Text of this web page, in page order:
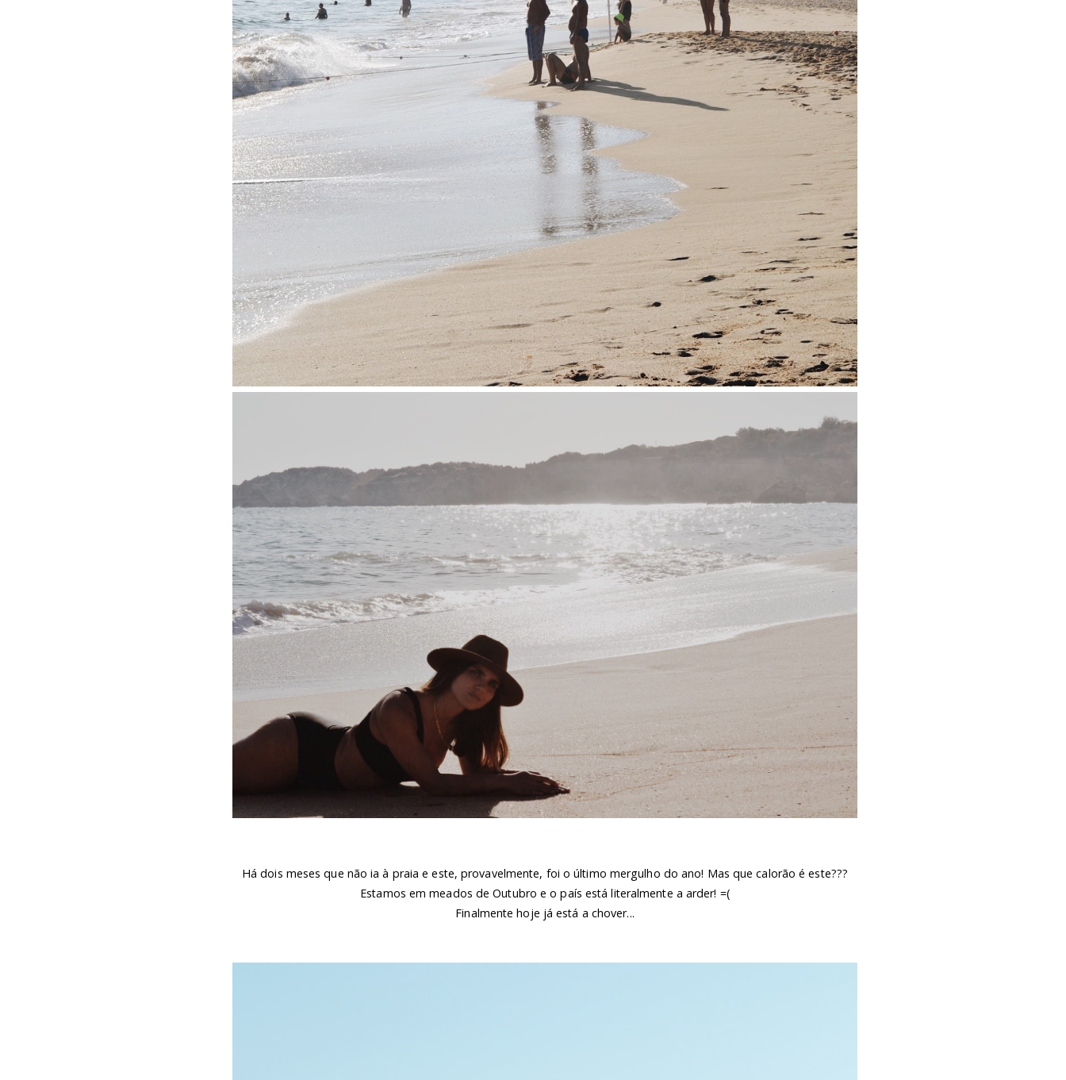
Há dois meses que não ia à praia e este, provavelmente, foi o último mergulho do ano! Mas que calorão é este???
Estamos em meados de Outubro e o país está literalmente a arder! =(
Finalmente hoje já está a chover...